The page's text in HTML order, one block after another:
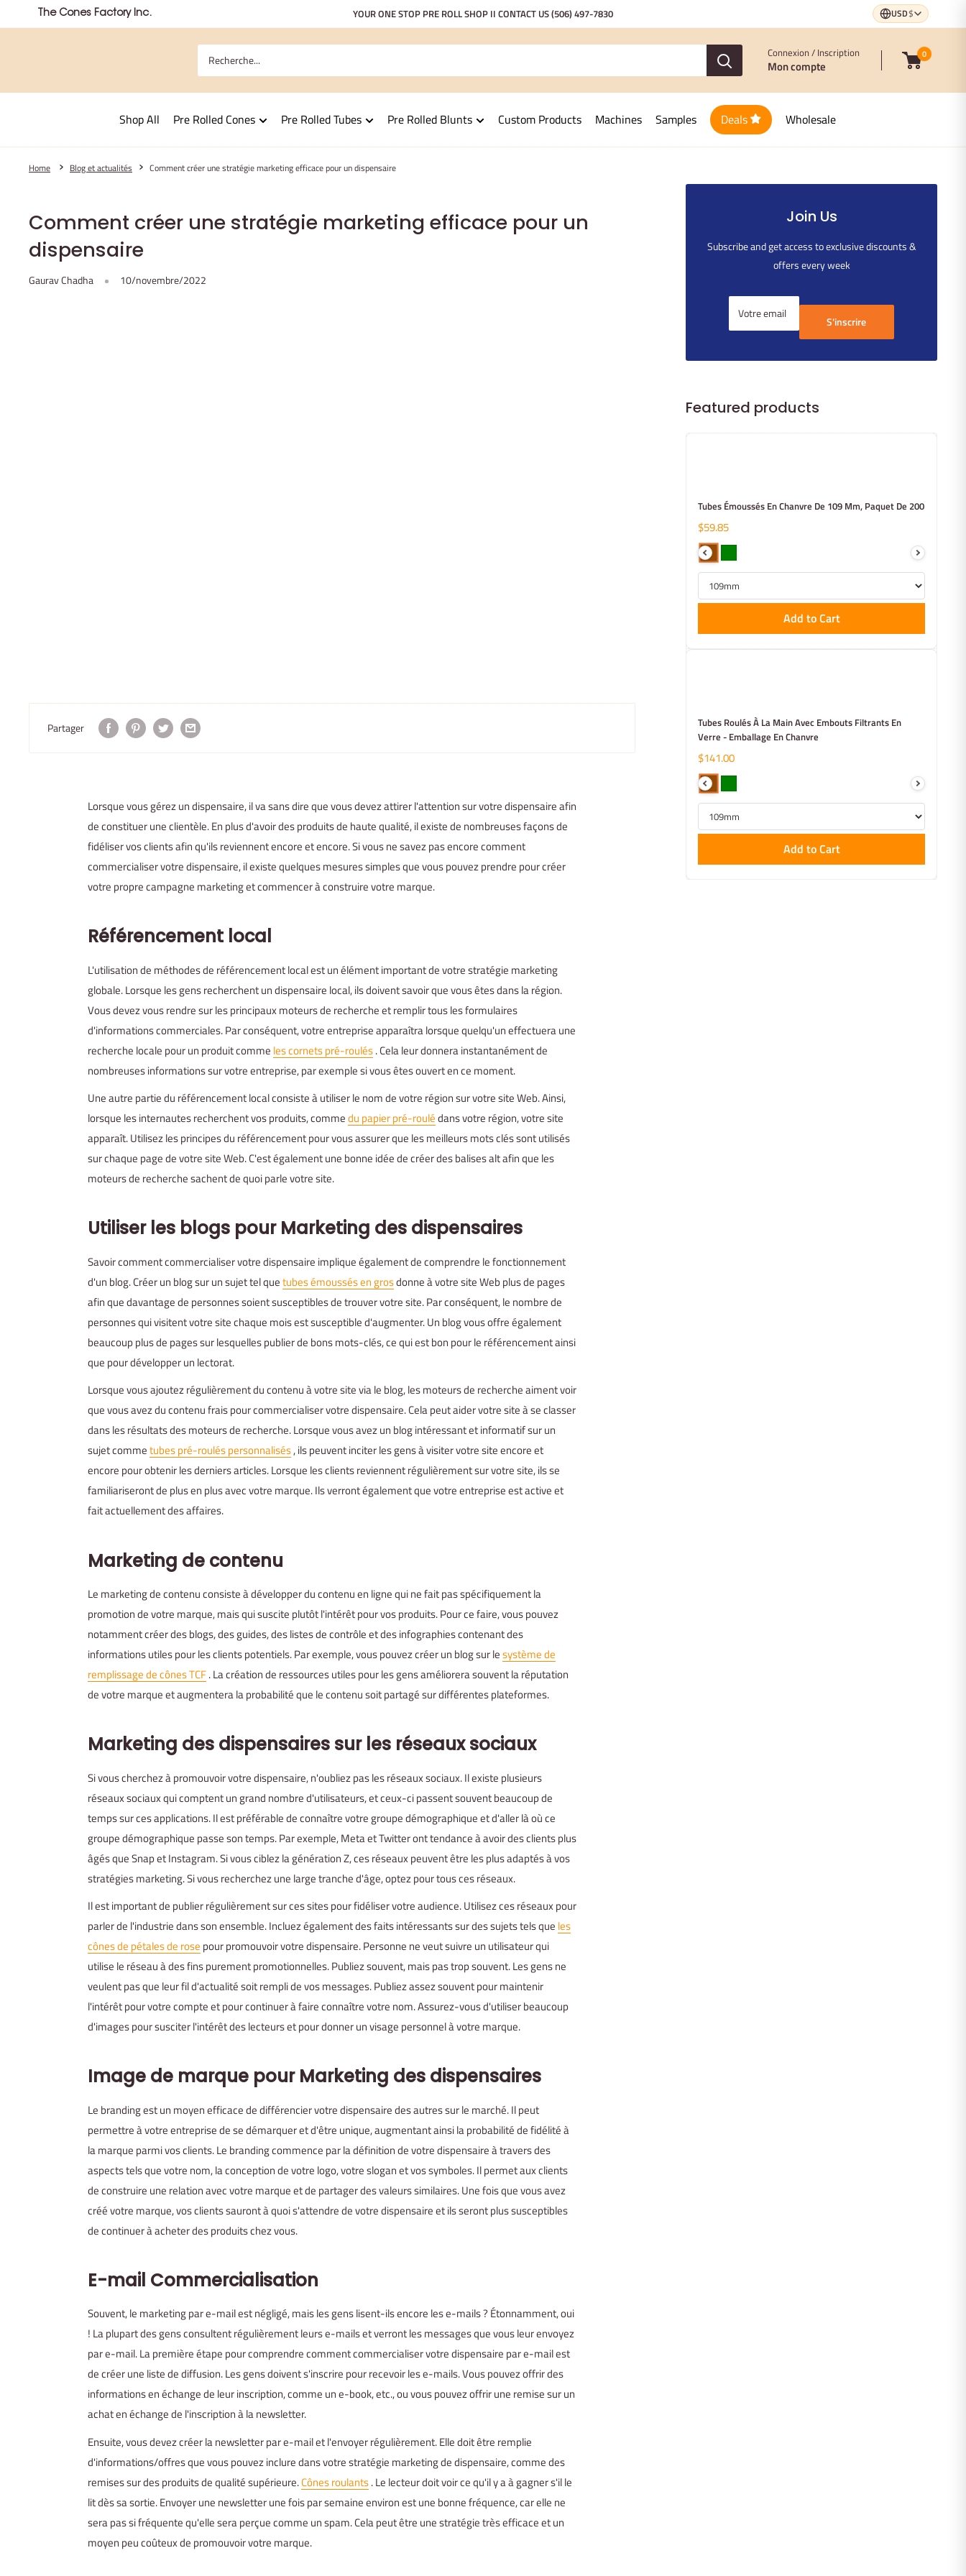
au
USD$
YOUR ONE STOP PRE ROLL SHOP II CONTACT US(506) 497-7830
The Cones Factory Inc.
Connexion / Inscription
Mon compte
0
Shop All Pre Rolled Cones Pre Rolled Tubes Pre Rolled Blunts Custom Products Machines Samples Deals Wholesale
Home Blog et actualités Comment créer une stratégie marketing efficace pour un dispensaire
Comment créer une stratégie marketing efficace pour un
dispensaire
Gaurav Chadha 10/novembre/2022
Partager
Lorsque vous gérez un dispensaire, il va sans dire que vous devez attirer l'attention sur votre dispensaire afin
de constituer une clientèle. En plus d'avoir des produits de haute qualité, il existe de nombreuses façons de
fidéliser vos clients afin qu'ils reviennent encore et encore. Si vous ne savez pas encore comment
commercialiser votre dispensaire, il existe quelques mesures simples que vous pouvez prendre pour créer
votre propre campagne marketing et commencer à construire votre marque.
Référencement local
L'utilisation de méthodes de référencement local est un élément important de votre stratégie marketing
globale. Lorsque les gens recherchent un dispensaire local, ils doivent savoir que vous êtes dans la région.
Vous devez vous rendre sur les principaux moteurs de recherche et remplir tous les formulaires
d'informations commerciales. Par conséquent, votre entreprise apparaîtra lorsque quelqu'un effectuera une
recherche locale pour un produit comme les cornets pré-roulés. Cela leur donnera instantanément de
nombreuses informations sur votre entreprise, par exemple si vous êtes ouvert en ce moment.
Une autre partie du référencement local consiste à utiliser le nom de votre région sur votre site Web. Ainsi,
lorsque les internautes recherchent vos produits, commedu papier pré-roulédans votre région, votre site
apparaît. Utilisez les principes du référencement pour vous assurer que les meilleurs mots clés sont utilisés
sur chaque page de votre site Web. C'est également une bonne idée de créer des balises alt afin que les
moteurs de recherche sachent de quoi parle votre site.
Utiliser les blogs pour Marketing des dispensaires
Savoir comment commercialiser votre dispensaire implique également de comprendre le fonctionnement
d'un blog. Créer un blog sur un sujet tel quetubes émoussés en grosdonne à votre site Web plus de pages
afin que davantage de personnes soient susceptibles de trouver votre site. Par conséquent, le nombre de
personnes qui visitent votre site chaque mois est susceptible d'augmenter. Un blog vous offre également
beaucoup plus de pages sur lesquelles publier de bons mots-clés, ce qui est bon pour le référencement ainsi
que pour développer un lectorat.
Lorsque vous ajoutez régulièrement du contenu à votre site via le blog, les moteurs de recherche aiment voir
que vous avez du contenu frais pour commercialiser votre dispensaire. Cela peut aider votre site à se classer
dans les résultats des moteurs de recherche. Lorsque vous avez un blog intéressant et informatif sur un
sujet commetubes pré-roulés personnalisés, ils peuvent inciter les gens à visiter votre site encore et
encore pour obtenir les derniers articles. Lorsque les clients reviennent régulièrement sur votre site, ils se
familiariseront de plus en plus avec votre marque. Ils verront également que votre entreprise est active et
fait actuellement des affaires.
Marketing de contenu
Le marketing de contenu consiste à développer du contenu en ligne qui ne fait pas spécifiquement la
promotion de votre marque, mais qui suscite plutôt l'intérêt pour vos produits. Pour ce faire, vous pouvez
notamment créer des blogs, des guides, des listes de contrôle et des infographies contenant des
informations utiles pour les clients potentiels. Par exemple, vous pouvez créer un blog sur lesystème de
remplissage de cônes TCF. La création de ressources utiles pour les gens améliorera souvent la réputation
de votre marque et augmentera la probabilité que le contenu soit partagé sur différentes plateformes.
Marketing des dispensaires sur les réseaux sociaux
Si vous cherchez à promouvoir votre dispensaire, n'oubliez pas les réseaux sociaux. Il existe plusieurs
réseaux sociaux qui comptent un grand nombre d'utilisateurs, et ceux-ci passent souvent beaucoup de
temps sur ces applications. Il est préférable de connaître votre groupe démographique et d'aller là où ce
groupe démographique passe son temps. Par exemple, Meta et Twitter ont tendance à avoir des clients plus
âgés que Snap et Instagram. Si vous ciblez la génération Z, ces réseaux peuvent être les plus adaptés à vos
stratégies marketing. Si vous recherchez une large tranche d'âge, optez pour tous ces réseaux.
Il est important de publier régulièrement sur ces sites pour fidéliser votre audience. Utilisez ces réseaux pour
parler de l'industrie dans son ensemble. Incluez également des faits intéressants sur des sujets tels que les
cônes de pétales de rose pour promouvoir votre dispensaire. Personne ne veut suivre un utilisateur qui
utilise le réseau à des fins purement promotionnelles. Publiez souvent, mais pas trop souvent. Les gens ne
veulent pas que leur fil d'actualité soit rempli de vos messages. Publiez assez souvent pour maintenir
l'intérêt pour votre compte et pour continuer à faire connaître votre nom. Assurez-vous d'utiliser beaucoup
d'images pour susciter l'intérêt des lecteurs et pour donner un visage personnel à votre marque.
Image de marque pour Marketing des dispensaires
Le branding est un moyen efficace de différencier votre dispensaire des autres sur le marché. Il peut
permettre à votre entreprise de se démarquer et d'être unique, augmentant ainsi la probabilité de fidélité à
la marque parmi vos clients. Le branding commence par la définition de votre dispensaire à travers des
aspects tels que votre nom, la conception de votre logo, votre slogan et vos symboles. Il permet aux clients
de construire une relation avec votre marque et de partager des valeurs similaires. Une fois que vous avez
créé votre marque, vos clients sauront à quoi s'attendre de votre dispensaire et ils seront plus susceptibles
de continuer à acheter des produits chez vous.
E-mail Commercialisation
Souvent, le marketing par e-mail est négligé, mais les gens lisent-ils encore les e-mails ? Étonnamment, oui
! La plupart des gens consultent régulièrement leurs e-mails et verront les messages que vous leur envoyez
par e-mail. La première étape pour comprendre comment commercialiser votre dispensaire par e-mail est
de créer une liste de diffusion. Les gens doivent s'inscrire pour recevoir les e-mails. Vous pouvez offrir des
informations en échange de leur inscription, comme un e-book, etc., ou vous pouvez offrir une remise sur un
achat en échange de l'inscription à la newsletter.
Ensuite, vous devez créer la newsletter par e-mail et l'envoyer régulièrement. Elle doit être remplie
d'informations/offres que vous pouvez inclure dans votre stratégie marketing de dispensaire, comme des
remises sur des produits de qualité supérieure.Cônes roulants. Le lecteur doit voir ce qu'il y a à gagner s'il le
lit dès sa sortie. Envoyer une newsletter une fois par semaine environ est une bonne fréquence, car elle ne
sera pas si fréquente qu'elle sera perçue comme un spam. Cela peut être une stratégie très efficace et un
moyen peu coûteux de promouvoir votre marque.
Join Us
Subscribe and get access to exclusive discounts &
offers every week
Votre email
S'inscrire
Featured products
Tubes Émoussés En Chanvre De 109 Mm, Paquet De 200
$59.85
Add to Cart
Tubes Roulés À La Main Avec Embouts Filtrants En
Verre - Emballage En Chanvre
$141.00
Add to Cart